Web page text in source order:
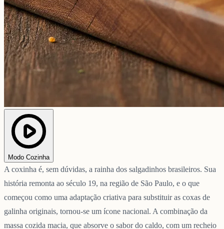
Modo Cozinha
A coxinha é, sem dúvidas, a rainha dos salgadinhos brasileiros. Sua
história remonta ao século 19, na região de São Paulo, e o que
começou como uma adaptação criativa para substituir as coxas de
galinha originais, tornou-se um ícone nacional. A combinação da
massa cozida macia, que absorve o sabor do caldo, com um recheio